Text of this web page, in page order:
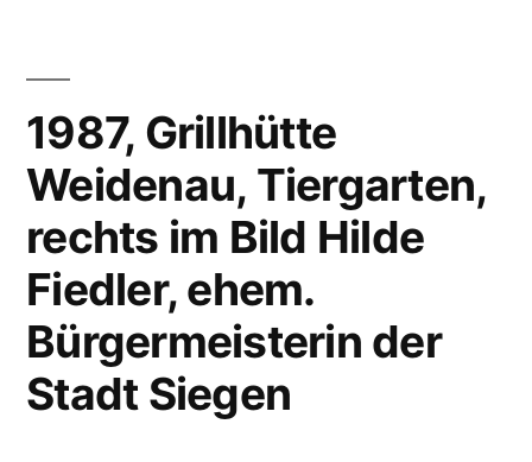
1987, Grillhütte
Weidenau, Tiergarten,
rechts im Bild Hilde
Fiedler, ehem.
Bürgermeisterin der
Stadt Siegen